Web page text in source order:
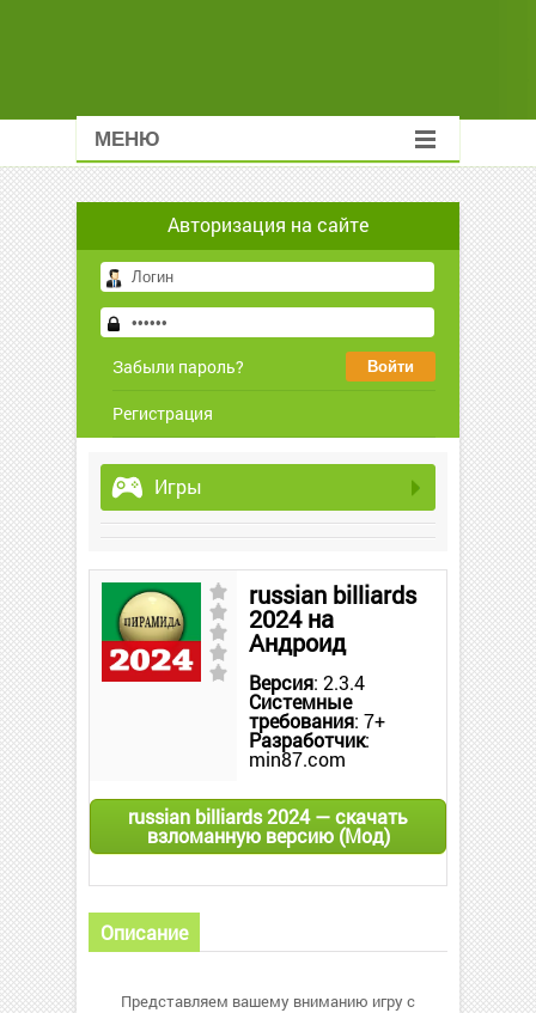
МЕНЮ
Авторизация на сайте
Забыли пароль?
Регистрация
Игры
russian billiards
2024 на
Андроид
Версия: 2.3.4
Системные
требования: 7+
Разработчик:
min87.com
russian billiards 2024 — скачать
взломанную версию (Мод)
Описание
Представляем вашему вниманию игру с